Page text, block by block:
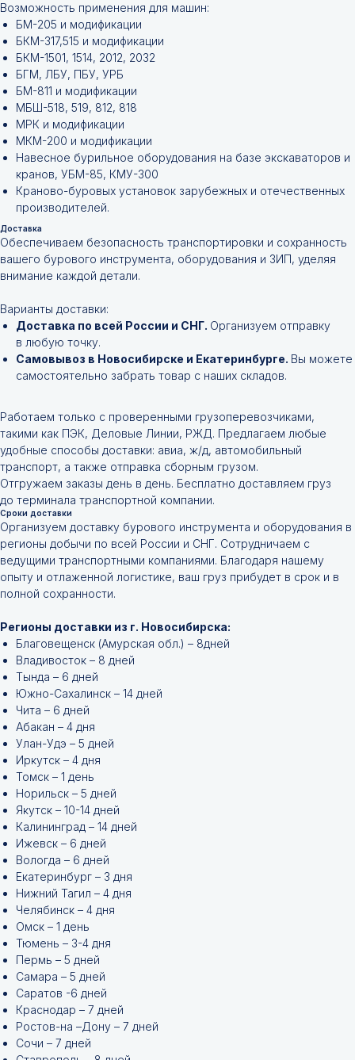
Возможность применения для машин:
БМ-205 и модификации
БКМ-317,515 и модификации
БКМ-1501, 1514, 2012, 2032
БГМ, ЛБУ, ПБУ, УРБ
БМ-811 и модификации
МБШ-518, 519, 812, 818
МРК и модификации
МКМ-200 и модификации
Навесное бурильное оборудования на базе экскаваторов и
кранов, УБМ-85, КМУ-300
Краново-буровых установок зарубежных и отечественных
производителей.
Доставка
Обеспечиваем безопасность транспортировки и сохранность
вашего бурового инструмента, оборудования и ЗИП, уделяя
внимание каждой детали.
Варианты доставки:
Доставка по всей России и СНГ. Организуем отправку
в любую точку.
Самовывоз в Новосибирске и Екатеринбурге. Вы можете
самостоятельно забрать товар с наших складов.
Работаем только с проверенными грузоперевозчиками,
такими как ПЭК, Деловые Линии, РЖД. Предлагаем любые
удобные способы доставки: авиа, ж/д, автомобильный
транспорт, а также отправка сборным грузом.
Отгружаем заказы день в день. Бесплатно доставляем груз
до терминала транспортной компании.
Сроки доставки
Организуем доставку бурового инструмента и оборудования в
регионы добычи по всей России и СНГ. Сотрудничаем с
ведущими транспортными компаниями. Благодаря нашему
опыту и отлаженной логистике, ваш груз прибудет в срок и в
полной сохранности.
Регионы доставки из г. Новосибирска:
Благовещенск (Амурская обл.) – 8дней
Владивосток – 8 дней
Тында – 6 дней
Южно-Сахалинск – 14 дней
Чита – 6 дней
Абакан – 4 дня
Улан-Удэ – 5 дней
Иркутск – 4 дня
Томск – 1 день
Норильск – 5 дней
Якутск – 10-14 дней
Калининград – 14 дней
Ижевск – 6 дней
Вологда – 6 дней
Екатеринбург – 3 дня
Нижний Тагил – 4 дня
Челябинск – 4 дня
Омск – 1 день
Тюмень – 3-4 дня
Пермь – 5 дней
Самара – 5 дней
Саратов -6 дней
Краснодар – 7 дней
Ростов-на –Дону – 7 дней
Сочи – 7 дней